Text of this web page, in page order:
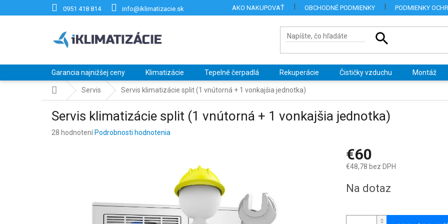
0951 418 814 info@iklimatizacie.sk AKO NAKUPOVAŤ OBCHODNÉ PODMIENKY PODMIENKY
Garancia najnižšej ceny Klimatizácie Tepelné čerpadlá Rekuperácie Čističky vzduchu Montáž
DomovServis Servis klimatizácie split (1 vnútorná + 1 vonkajšia jednotka)
Servis klimatizácie split (1 vnútorná + 1 vonkajšia jednotka)
Priemerné
28 hodnotení Podrobnosti hodnotenia
€60
€48,78 bez DPH
cena:
Na dotaz